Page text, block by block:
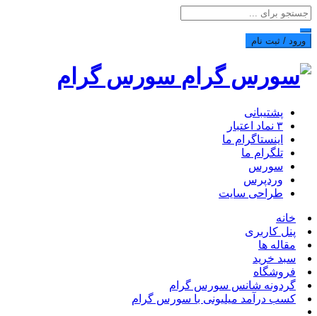
ورود / ثبت نام
سورس گرام
پشتیبانی
۳ نماد اعتبار
اینستاگرام ما
تلگرام ما
سورس
وردپرس
طراحی سایت
خانه
پنل کاربری
مقاله ها
سبد خرید
فروشگاه
گردونه شانس سورس گرام
کسب درآمد میلیونی با سورس گرام